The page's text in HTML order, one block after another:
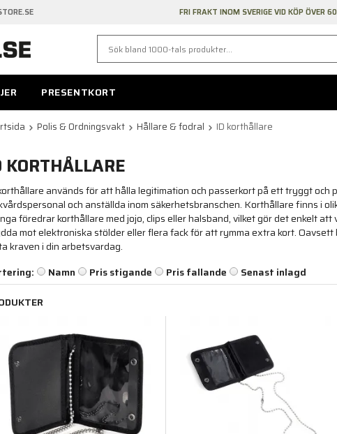
FRI FRAKT INOM SVERIGE VID KÖP ÖVER
PRESENTKORT
Polis & Ordningsvakt Hållare & fodral ID korthållare
KORTHÅLLARE
används för att hålla legitimation och passerkort på ett tryggt
och anställda inom säkerhetsbranschen. Korthållare finns i
föredrar korthållare med jojo, clips eller halsband, vilket gör det enkelt
mot elektroniska stölder eller flera fack för att rymma extra kort.
kraven i din arbetsvardag.
Namn Pris stigande Pris fallande
Senast inlagd